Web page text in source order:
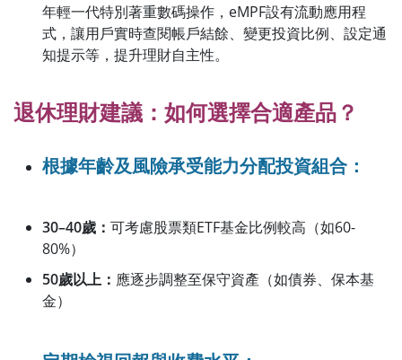
年輕一代特別著重數碼操作，eMPF設有流動應用程
式，讓用戶實時查閱帳戶結餘、變更投資比例、設定通
知提示等，提升理財自主性。
退休理財建議：如何選擇合適產品？
根據年齡及風險承受能力分配投資組合：
30–40歲： 可考慮股票類ETF基金比例較高（如60-
80%）
50歲以上： 應逐步調整至保守資產（如債券、保本基
金）